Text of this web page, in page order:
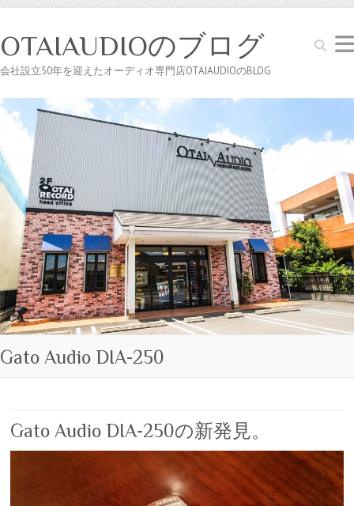
Search
OTAIAUDIOのブログ
会社設立50年を迎えたオーディオ専門店OTAIAUDIOのBLOG
Gato Audio DIA-250
Gato Audio DIA-250の新発見。